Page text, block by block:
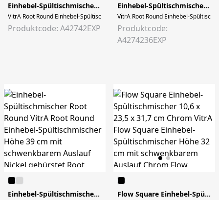
Einhebel-Spültischmischer Root Round
VitrA Root Round Einhebel-Spültischmischer Höhe 39 cm mit
Produktcode: A42742EXP
Einhebel-Spültischmischer Root Round
VitrA Root Round Einhebel-
Produktcode:
A4274236EXP
Einhebel-Spültischmischer Root Round Flow Square Einhebel-Spültischmischer 10,6 x 23,5 x 31,7 cm Chrom